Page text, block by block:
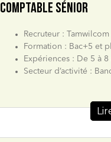
COMPTABLE SÉNIOR
Recruteur : Tamwilcom
Formation : Bac+5 et
Expériences : De 5 à 8
Secteur d’activité :